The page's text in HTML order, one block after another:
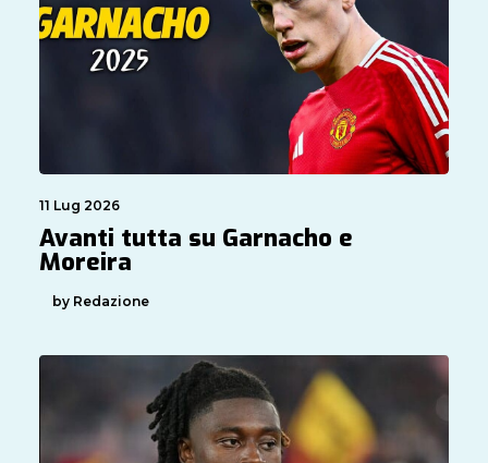
11 Lug 2026
Avanti tutta su Garnacho e
Moreira
by Redazione